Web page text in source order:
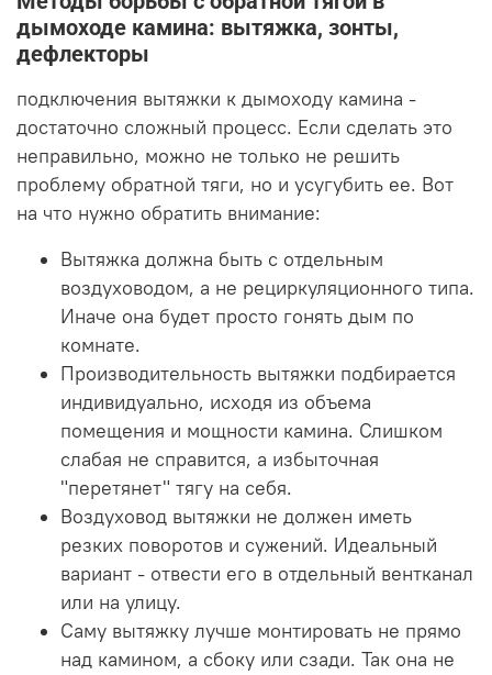
дымоходе камина: вытяжка, зонты,
дефлекторы
подключения вытяжки к дымоходу камина -
достаточно сложный процесс. Если сделать это
неправильно, можно не только не решить
проблему обратной тяги, но и усугубить ее. Вот
на что нужно обратить внимание:
Вытяжка должна быть с отдельным
воздуховодом, а не рециркуляционного типа.
Иначе она будет просто гонять дым по
комнате.
Производительность вытяжки подбирается
индивидуально, исходя из объема
помещения и мощности камина. Слишком
слабая не справится, а избыточная
"перетянет" тягу на себя.
Воздуховод вытяжки не должен иметь
резких поворотов и сужений. Идеальный
вариант - отвести его в отдельный вентканал
или на улицу.
Саму вытяжку лучше монтировать не прямо
над камином, а сбоку или сзади. Так она не